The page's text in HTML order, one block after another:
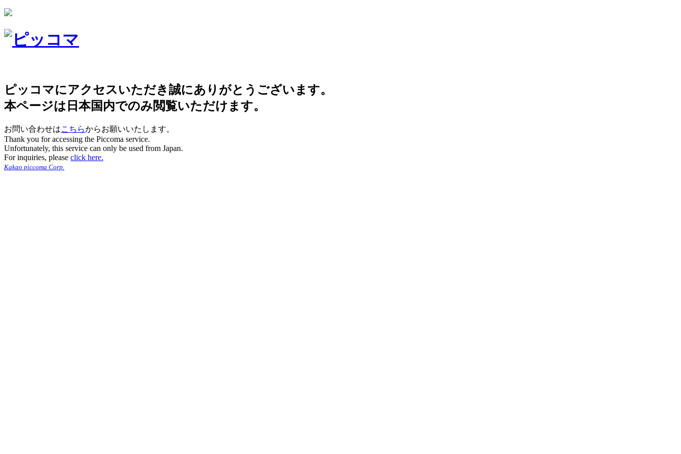
ピッコマにアクセスいただき誠にありがとうございます。
本ページは日本国内でのみ閲覧いただけます。
お問い合わせはこちらからお願いいたします。
Thank you for accessing the Piccoma service.
Unfortunately, this service can only be used from Japan.
For inquiries, please click here.
Kakao piccoma Corp.